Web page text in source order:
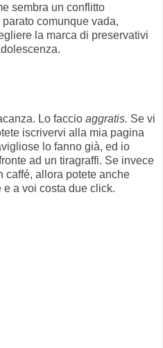
sembra un conflitto
comunque vada,
la marca di preservativi
Lo faccio aggratis. Se vi
iscrivervi alla mia pagina
lo fanno già, ed io
ad un tiragraffi. Se invece
caffé, allora potete anche
a voi costa due click.